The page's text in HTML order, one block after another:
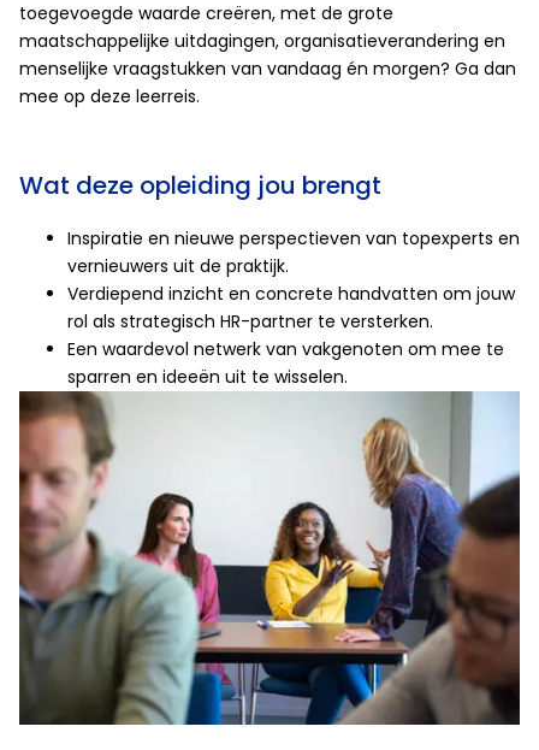
toegevoegde waarde creëren, met de grote
maatschappelijke uitdagingen, organisatieverandering en
menselijke vraagstukken van vandaag én morgen? Ga dan
mee op deze leerreis.
Wat deze opleiding jou brengt
Inspiratie en nieuwe perspectieven van topexperts en
vernieuwers uit de praktijk.
Verdiepend inzicht en concrete handvatten om jouw
rol als strategisch HR-partner te versterken.
Een waardevol netwerk van vakgenoten om mee te
sparren en ideeën uit te wisselen.